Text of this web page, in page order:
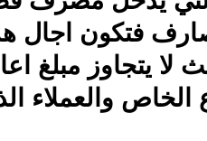
فتكون اجال
لا يتجاوز مبلغ